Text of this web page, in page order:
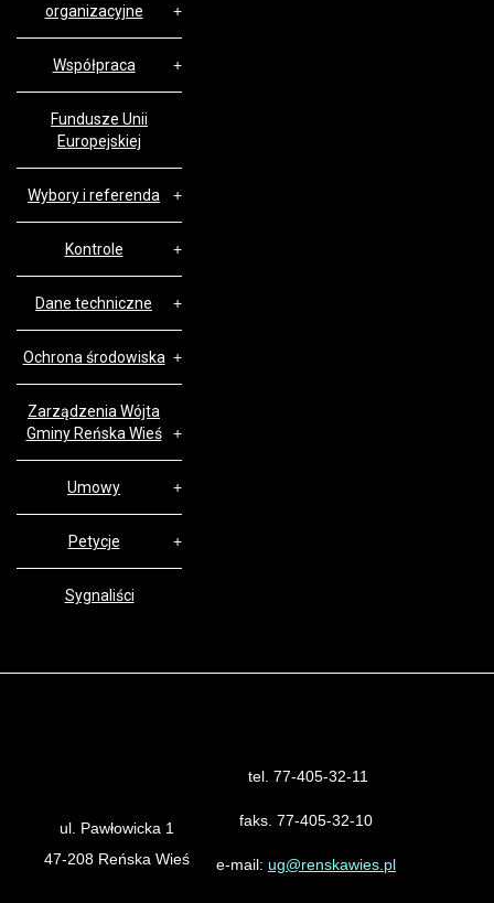
organizacyjne
Współpraca
Fundusze Unii
Europejskiej
Wybory i referenda
Kontrole
Dane techniczne
Ochrona środowiska
Zarządzenia Wójta
Gminy Reńska Wieś
Umowy
Petycje
Sygnaliści
ul. Pawłowicka 1
47-208 Reńska Wieś
tel. 77-405-32-11
faks. 77-405-32-10
e-mail: ug@renskawies.pl